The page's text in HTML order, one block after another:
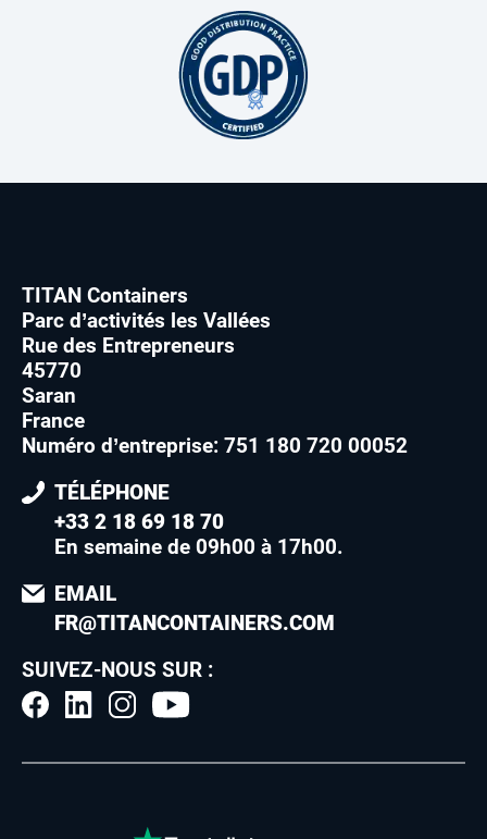
TITAN Containers
Parc d’activités les Vallées
Rue des Entrepreneurs
45770
Saran
France
Numéro d’entreprise: 751 180 720 00052
TÉLÉPHONE
+33 2 18 69 18 70
En semaine de 09h00 à 17h00.
EMAIL
FR@TITANCONTAINERS.COM
SUIVEZ-NOUS SUR :